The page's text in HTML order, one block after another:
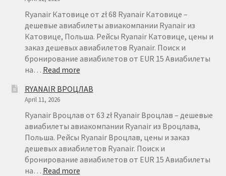
–
FAQ
Ryanair Катовице от zł 68 Ryanair Катовице –
дешевые авиабилеты авиакомпании Ryanair из
Катовице, Польша. Рейсы Ryanair Катовице, цены и
заказ дешевых авиабилетов Ryanair. Поиск и
бронирование авиабилетов от EUR 15 Авиабилеты
на… Read more:
КАТОВИЦЕ
RYANAIR ВРОЦЛАВ
April 11, 2026
Ryanair Вроцлав от 63 zł Ryanair Вроцлав – дешевые
авиабилеты авиакомпании Ryanair из Вроцлава,
Польша. Рейсы Ryanair Вроцлав, цены и заказ
дешевых авиабилетов Ryanair. Поиск и
бронирование авиабилетов от EUR 15 Авиабилеты
на… Read more: